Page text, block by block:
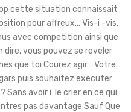
cette situation connaissait
pour affreux… Vis-i -vis,
avec competition ainsi que
dire, vous pouvez se reveler
que toi Courez agir… Votre
puis souhaitez executer
Sans avoir i le crier en ce qui
pas davantage Sauf Que